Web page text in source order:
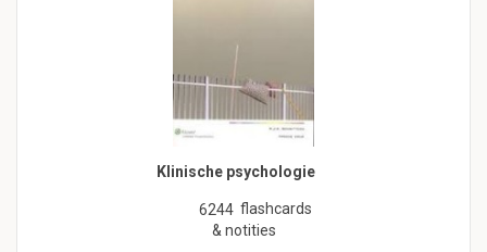
Klinische psychologie
6244 flashcards
& notities